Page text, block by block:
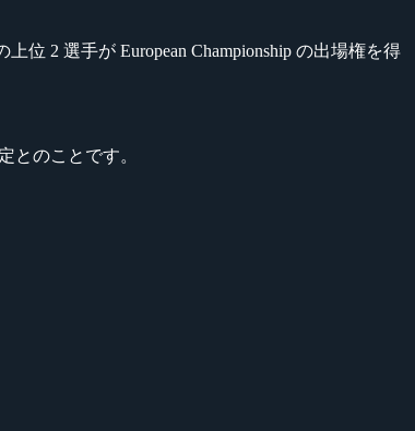
位 2 選手が European Championship の出場権を得
とのことです。